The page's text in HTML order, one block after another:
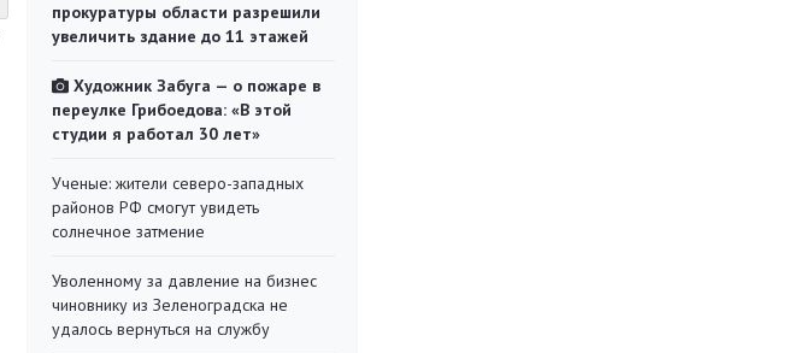
прокуратуры области разрешили
увеличить здание до 11 этажей
Художник Забуга — о пожаре в
переулке Грибоедова: «В этой
студии я работал 30 лет»
Ученые: жители северо-западных
районов РФ смогут увидеть
солнечное затмение
Уволенному за давление на бизнес
чиновнику из Зеленоградска не
удалось вернуться на службу